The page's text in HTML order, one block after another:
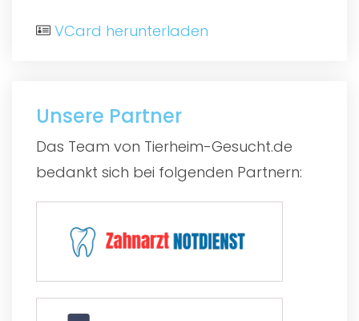
VCard herunterladen
Unsere Partner
Das Team von Tierheim-Gesucht.de
bedankt sich bei folgenden Partnern: